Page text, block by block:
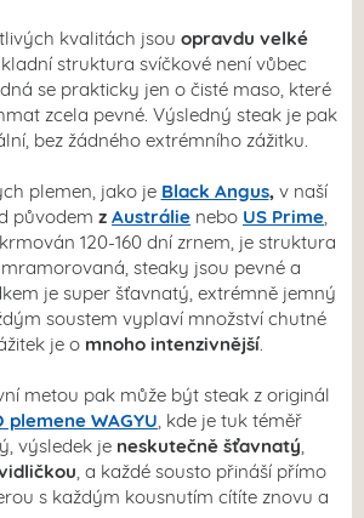
kvalitách jsou opravdu velké
struktura svíčkové není vůbec
se prakticky jen o čisté maso, které
zcela pevné. Výsledný steak je pak
bez žádného extrémního zážitku.
plemen, jako je Black Angus,v naší
původem z Austrálie nebo US Prime,
120-160 dní zrnem, je struktura
steaky jsou pevné a
je super šťavnatý, extrémně jemný
soustem vyplaví množství chutné
je o mnoho intenzivnější.
metou pak může být steak z originál
plemene WAGYU, kde je tuk téměř
výsledek je neskutečně šťavnatý,
, a každé sousto přináší přímo
s každým kousnutím cítíte znovu a